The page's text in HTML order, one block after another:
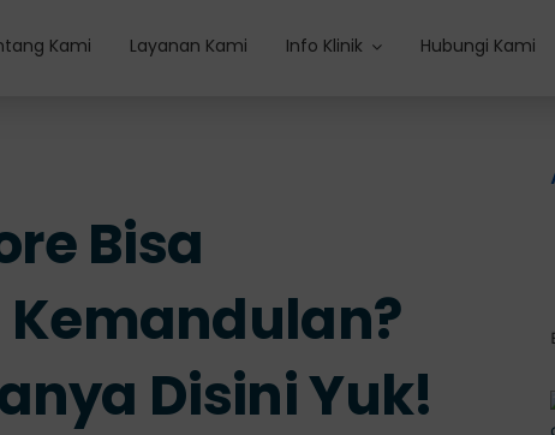
Kami Layanan Kami Info Klinik Hubungi Kami
Bisa
Disini Yuk!